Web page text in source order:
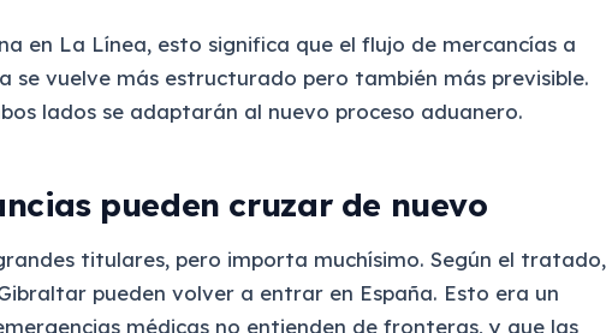
en La Línea, esto significa que el flujo de mercancías a
se vuelve más estructurado pero también más previsible.
lados se adaptarán al nuevo proceso aduanero.
pueden cruzar de nuevo
titulares, pero importa muchísimo. Según el tratado,
pueden volver a entrar en España. Esto era un
médicas no entienden de fronteras, y que las